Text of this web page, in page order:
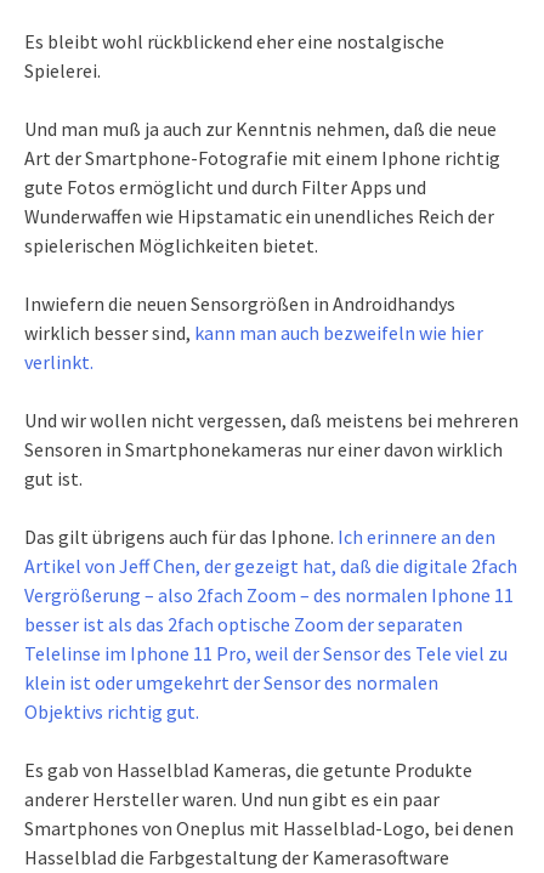
Es bleibt wohl rückblickend eher eine nostalgische
Spielerei.
Und man muß ja auch zur Kenntnis nehmen, daß die neue
Art der Smartphone-Fotografie mit einem Iphone richtig
gute Fotos ermöglicht und durch Filter Apps und
Wunderwaffen wie Hipstamatic ein unendliches Reich der
spielerischen Möglichkeiten bietet.
Inwiefern die neuen Sensorgrößen in Androidhandys
wirklich besser sind, kann man auch bezweifeln wie hier
verlinkt.
Und wir wollen nicht vergessen, daß meistens bei mehreren
Sensoren in Smartphonekameras nur einer davon wirklich
gut ist.
Das gilt übrigens auch für das Iphone. Ich erinnere an den
Artikel von Jeff Chen, der gezeigt hat, daß die digitale 2fach
Vergrößerung – also 2fach Zoom – des normalen Iphone 11
besser ist als das 2fach optische Zoom der separaten
Telelinse im Iphone 11 Pro, weil der Sensor des Tele viel zu
klein ist oder umgekehrt der Sensor des normalen
Objektivs richtig gut.
Es gab von Hasselblad Kameras, die getunte Produkte
anderer Hersteller waren. Und nun gibt es ein paar
Smartphones von Oneplus mit Hasselblad-Logo, bei denen
Hasselblad die Farbgestaltung der Kamerasoftware